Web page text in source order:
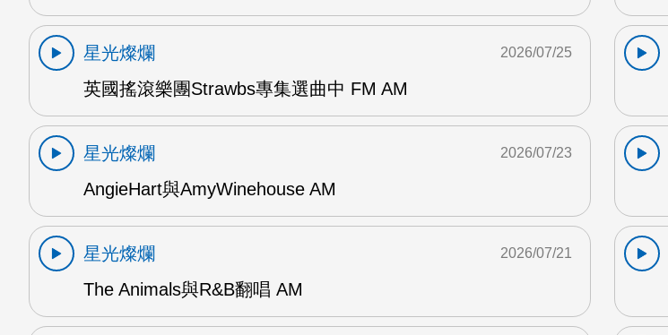
星光燦爛
英國搖滾樂團Strawbs專集選曲中 FM AM
2026/07/25
星光燦爛
AngieHart與AmyWinehouse AM
2026/07/23
星光燦爛
The Animals與R&B翻唱 AM
2026/07/21